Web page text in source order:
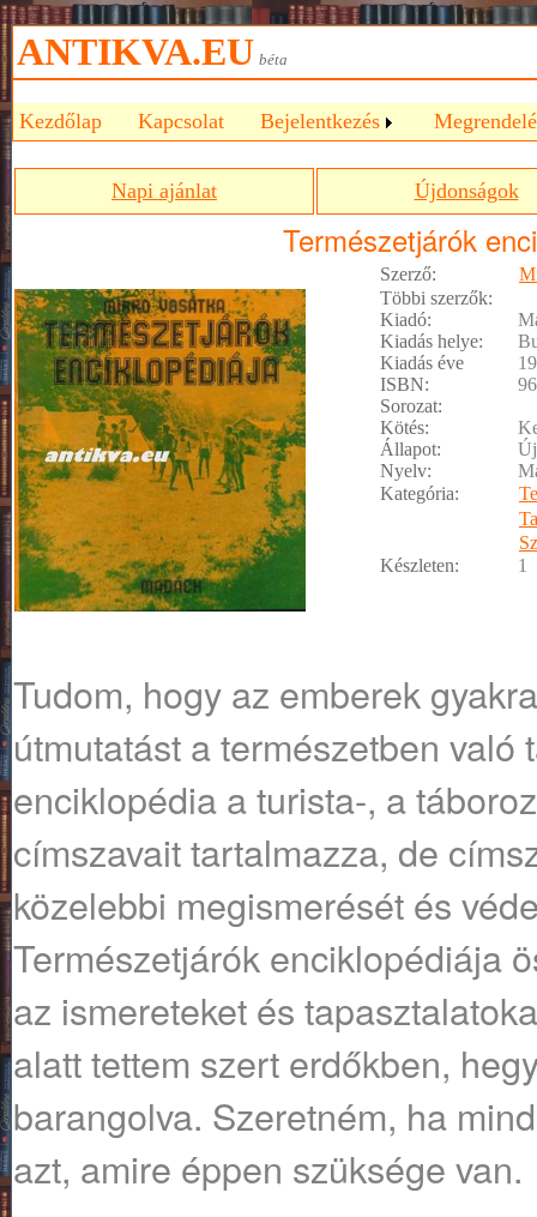
ANTIKVA.EU béta
Kezdőlap Kapcsolat Bejelentkezés
Napi ajánlat Újdonságok
Természetjárók
Szerző:
Többi szerzők:
Kiadó:
Kiadás helye:
Kiadás éve
ISBN:
Sorozat:
Kötés:
Állapot:
Nyelv:
Kategória:
Készleten:
1
Tudom, hogy az emberek
útmutatást a természetben való
enciklopédia a turista-, a
címszavait tartalmazza, de
közelebbi megismerését és
Természetjárók enciklopédiája
az ismereteket és
alatt tettem szert erdőkben,
barangolva. Szeretném, ha
azt, amire éppen szüksége van.